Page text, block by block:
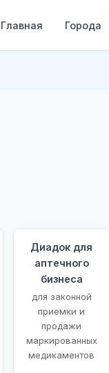
Главная Города
Диадок для
аптечного
бизнеса
для законной
приемки и
продажи
маркированных
медикаментов